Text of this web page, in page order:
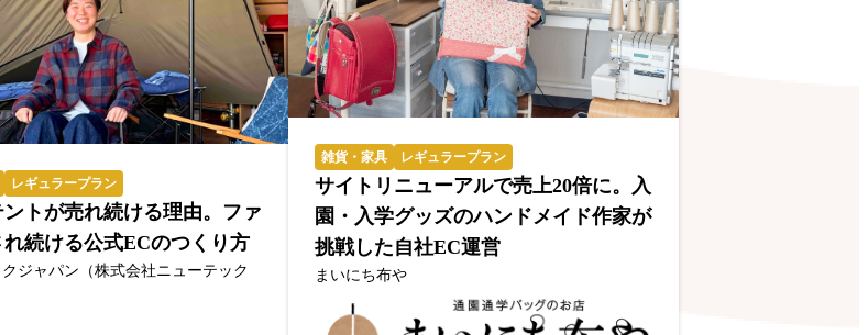
レギュラープラン
トが売れ続ける理由。ファ
れ続ける公式ECのつくり方
ジャパン（株式会社ニューテック
雑貨・家具 レギュラープラン
サイトリニューアルで売上20倍に。入
園・入学グッズのハンドメイド作家が
挑戦した自社EC運営
まいにち布や